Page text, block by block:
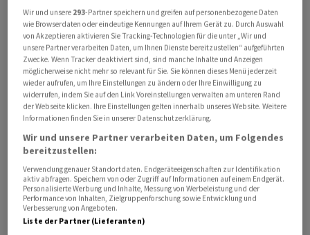
Dazu forderte der Kremlchef die Übergabe der
Drohnentrümmer. Erst dann könne Moskau objektiv zu
dem Fall Stellung nehmen, sagte er am Rande eines
Gipfels der Eurasischen Wirtschaftsunion in Astana.
In der Nacht war eine Drohne in ein Wohnhaus der
rumänischen Stadt Galati nahe der Grenze zur Ukraine
eingeschlagen. Zwei Menschen wurden verletzt.
Bukarest hat als Reaktion darauf, den russischen
Wir und unsere 293-Partner speichern und greifen auf personenbezogene Daten
wie Browserdaten oder eindeutige Kennungen auf Ihrem Gerät zu. Durch Auswahl
von Akzeptieren aktivieren Sie Tracking-Technologien für die unter „Wir und
unsere Partner verarbeiten Daten, um Ihnen Dienste bereitzustellen“ aufgeführten
Zwecke. Wenn Tracker deaktiviert sind, sind manche Inhalte und Anzeigen
möglicherweise nicht mehr so relevant für Sie. Sie können dieses Menü jederzeit
wieder aufrufen, um Ihre Einstellungen zu ändern oder Ihre Einwilligung zu
widerrufen, indem Sie auf den Link Voreinstellungen verwalten am unteren Rand
der Webseite klicken. Ihre Einstellungen gelten innerhalb unseres Website. Weitere
Informationen finden Sie in unserer Datenschutzerklärung.
Wir und unsere Partner verarbeiten Daten, um Folgendes
bereitzustellen:
Verwendung genauer Standortdaten. Endgeräteeigenschaften zur Identifikation
aktiv abfragen. Speichern von oder Zugriff auf Informationen auf einem Endgerät.
Personalisierte Werbung und Inhalte, Messung von Werbeleistung und der
Performance von Inhalten, Zielgruppenforschung sowie Entwicklung und
Verbesserung von Angeboten.
Liste der Partner (Lieferanten)